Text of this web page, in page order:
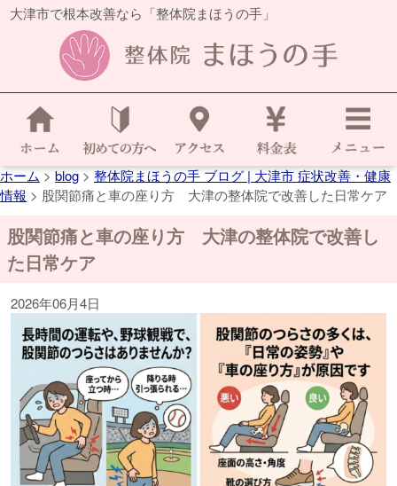
大津市で根本改善なら「整体院まほうの手」
ホーム>blog>整体院まほうの手 ブログ | 大津市 症状改善・健康
情報 > 股関節痛と車の座り方 大津の整体院で改善した日常ケア
股関節痛と車の座り方 大津の整体院で改善し
た日常ケア
2026年06月4日